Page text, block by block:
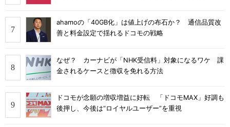
ahamoの「40GB化」は値上げの布石か？ 通信品質改
善と料金設定で揺れるドコモの戦略
なぜ？ カーナビが「NHK受信料」対象になるワケ 課
金されるケースと徴収を免れる方法
ドコモが念願の増収増益に好転 「ドコモMAX」好調も
後押し、今後は“ロイヤルユーザー”を重視